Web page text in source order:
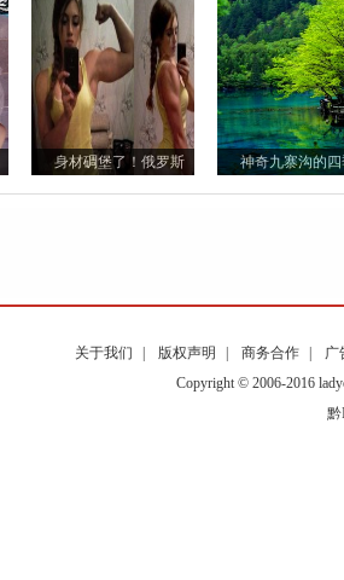
身材碉堡了！俄罗斯 神奇九寨沟的
关于我们 版权声明 商务合作
广
Copyright © 2006-2016
黔